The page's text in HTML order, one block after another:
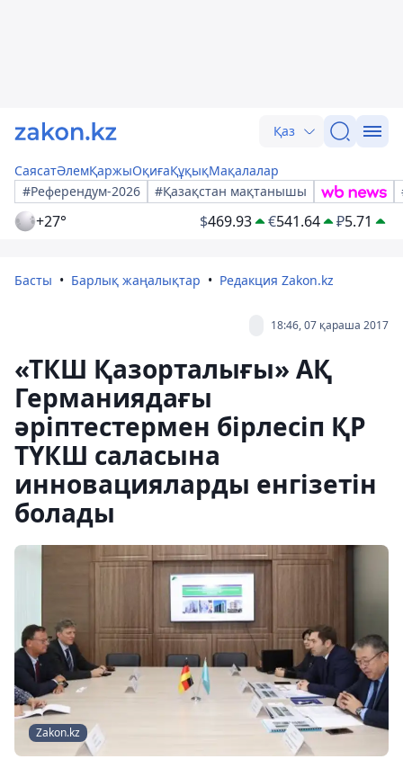
Қаз
СаясатӘлемҚаржыОқиғаҚұқықМақалалар
#Референдум-2026
#Қазақстан мақтанышы
+27° $469.93 €541.64 ₽5.71
Басты Барлық жаңалықтар Редакция Zakon.kz
18:46, 07 қараша 2017
«ТКШ Қазорталығы» АҚ
Германиядағы
әріптестермен бірлесіп ҚР
ТҮКШ саласына
инновацияларды енгізетін
болады
Zakon.kz